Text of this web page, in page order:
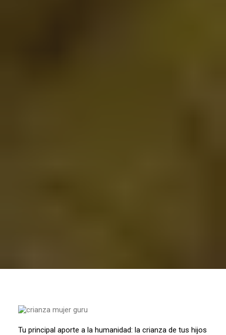
Tu principal aporte a la humanidad: la crianza de tus hijos